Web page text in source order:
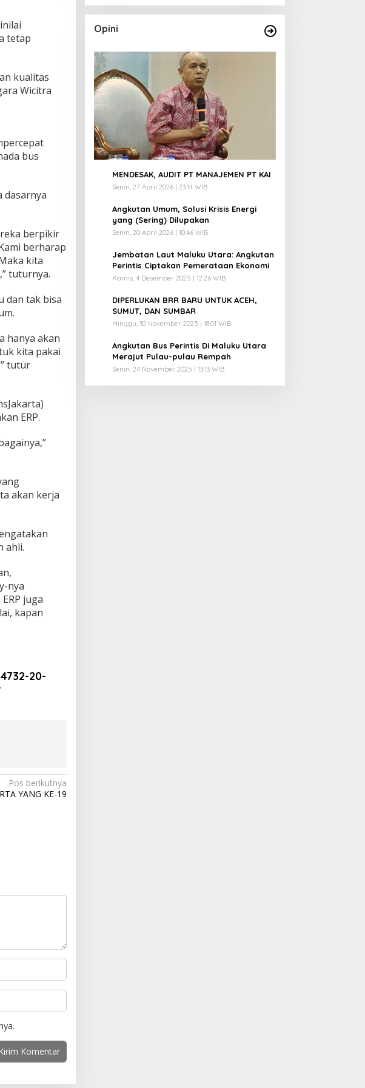
tetap
kualitas
Wicitra
bus
dasarnya
berpikir
berharap
kita
tuturnya.
dan tak bisa
hanya akan
kita pakai
tutur
ERP.
akan kerja
ahli.
nya
juga
kapan
20-
Pos berikutnya
YANG KE-19
Opini
MENDESAK, AUDIT PT MANAJEMEN PT KAI
Senin, 27 April 2026 | 23:14 WIB
Angkutan Umum, Solusi Krisis Energi
yang (Sering) Dilupakan
Senin, 20 April 2026 | 10:46 WIB
Jembatan Laut Maluku Utara: Angkutan
Perintis Ciptakan Pemerataan Ekonomi
Kamis, 4 Desember 2025 | 12:26 WIB
DIPERLUKAN BRR BARU UNTUK ACEH,
SUMUT, DAN SUMBAR
Minggu, 30 November 2025 | 18:01 WIB
Angkutan Bus Perintis Di Maluku Utara
Merajut Pulau-pulau Rempah
Senin, 24 November 2025 | 13:13 WIB